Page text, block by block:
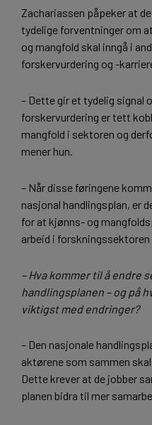
Zachariassen påpeker at
tydelige forventninger om
og mangfold skal inngå i
forskervurdering og -
– Dette gir et tydelig signal
forskervurdering er tett
mangfold i sektoren og
mener hun.
– Når disse føringene
nasjonal handlingsplan, er
for at kjønns- og
arbeid i
– Hva kommer til å endre
handlingsplanen – og på
viktigst med endringer?
– Den nasjonale
aktørene som sammen
Dette krever at de jobber
planen bidra til mer